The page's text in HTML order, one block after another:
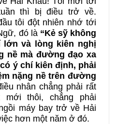
thì bị điều trở về.
tôi đột nhiên nhớ tới
đó là “Kẻ sỹ không
lớn và lòng kiên nghị
nề mà đường đạo xa
ý chí kiên định, phải
nặng nề trên đường
nhân chẳng phải rất
thôi, chẳng phải
máy bay trở về Hải
hơn một năm ở đó.